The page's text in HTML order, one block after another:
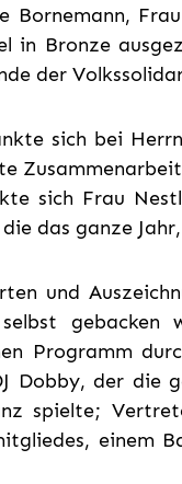
Bornemann,
in Bronze
der
sich bei
sich Frau
das ganze
und
gebacken
Programm
Dobby, der die
spielte;
einem